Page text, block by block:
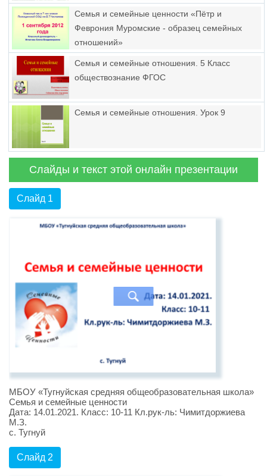
Семья и семейные ценности «Пётр и
Феврония Муромские - образец семейных
отношений»
Семья и семейные отношения. 5 Класс
обществознание ФГОС
Семья и семейные отношения. Урок 9
Слайды и текст этой онлайн презентации
Слайд 1
МБОУ «Тугнуйская средняя общеобразовательная школа»
Семья и семейные ценности
Дата: 14.01.2021. Класс: 10-11 Кл.рук-ль: Чимитдоржиева
М.З.
с. Тугнуй
Слайд 2